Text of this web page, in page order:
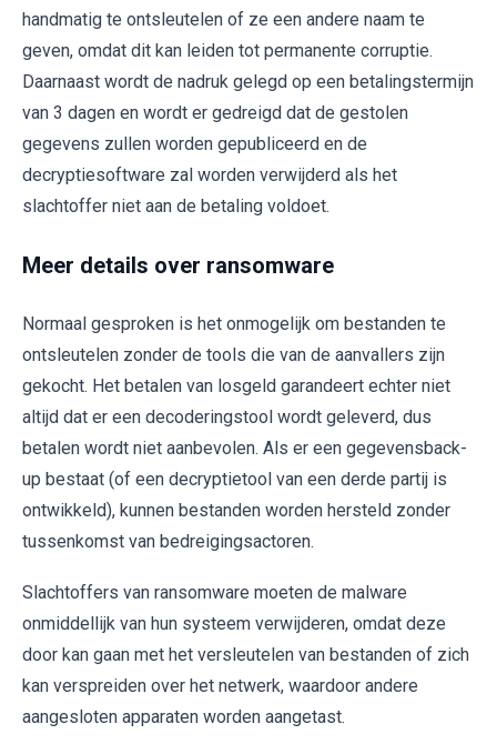
handmatig te ontsleutelen of ze een andere naam te
geven, omdat dit kan leiden tot permanente corruptie.
Daarnaast wordt de nadruk gelegd op een betalingstermijn
van 3 dagen en wordt er gedreigd dat de gestolen
gegevens zullen worden gepubliceerd en de
decryptiesoftware zal worden verwijderd als het
slachtoffer niet aan de betaling voldoet.
Meer details over ransomware
Normaal gesproken is het onmogelijk om bestanden te
ontsleutelen zonder de tools die van de aanvallers zijn
gekocht. Het betalen van losgeld garandeert echter niet
altijd dat er een decoderingstool wordt geleverd, dus
betalen wordt niet aanbevolen. Als er een gegevensback-
up bestaat (of een decryptietool van een derde partij is
ontwikkeld), kunnen bestanden worden hersteld zonder
tussenkomst van bedreigingsactoren.
Slachtoffers van ransomware moeten de malware
onmiddellijk van hun systeem verwijderen, omdat deze
door kan gaan met het versleutelen van bestanden of zich
kan verspreiden over het netwerk, waardoor andere
aangesloten apparaten worden aangetast.